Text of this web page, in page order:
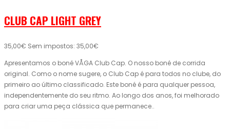
CLUB CAP LIGHT GREY
35,00€ Sem impostos: 35,00€
Apresentamos o boné VÅGA Club Cap. O nosso boné de corrida
original. Como o nome sugere, o Club Cap é para todos no clube, do
primeiro ao último classificado. Este boné é para qualquer pessoa,
independentemente do seu ritmo. Ao longo dos anos, foi melhorado
para criar uma peça clássica que permanece..